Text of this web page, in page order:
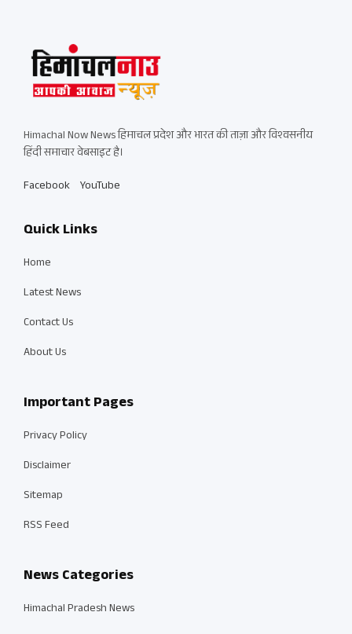
Himachal Now News हिमाचल प्रदेश और भारत की ताज़ा और विश्वसनीय
हिंदी समाचार वेबसाइट है।
Facebook YouTube
Quick Links
Home
Latest News
Contact Us
About Us
Important Pages
Privacy Policy
Disclaimer
Sitemap
RSS Feed
News Categories
Himachal Pradesh News